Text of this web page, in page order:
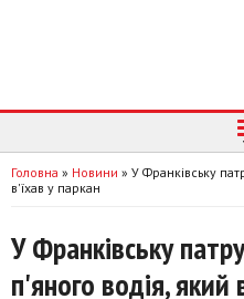
Головна » Новини » У Франківську
в'їхав у паркан
У Франківську
п'яного водія, який